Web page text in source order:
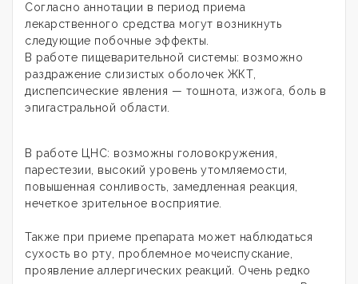
Согласно аннотации в период приема
лекарственного средства могут возникнуть
следующие побочные эффекты.
В работе пищеварительной системы: возможно
раздражение слизистых оболочек ЖКТ,
диспепсические явления — тошнота, изжога, боль в
эпигастральной области.
В работе ЦНС: возможны головокружения,
парестезии, высокий уровень утомляемости,
повышенная сонливость, замедленная реакция,
нечеткое зрительное восприятие.
Также при приеме препарата может наблюдаться
сухость во рту, проблемное мочеиспускание,
проявление аллергических реакций. Очень редко